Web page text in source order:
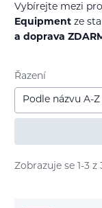
Vybírejte mezi
Equipment ze
a doprava
Řazení
Podle názvu A-Z
Zobrazuje se 1-3 z